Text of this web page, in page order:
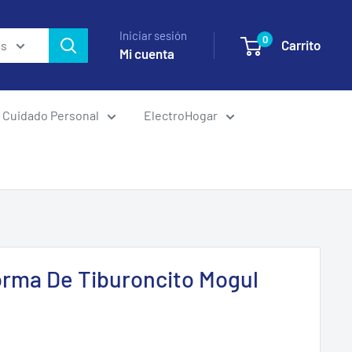
Iniciar sesión
Mi cuenta
0 Carrito
Cuidado Personal ElectroHogar
De Tiburoncito Mogul